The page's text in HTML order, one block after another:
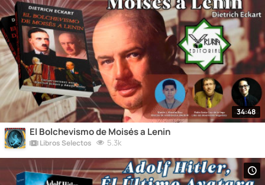
34:48
El Bolchevismo de Moisés a Lenin
Libros Selectos 5.3k